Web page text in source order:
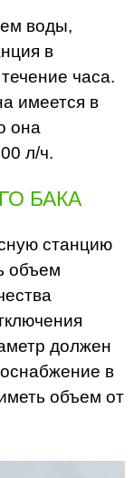
воды,
в
часа.
имеется в
она
л/ч.
БАКА
станцию
объем
должен
в
объем от